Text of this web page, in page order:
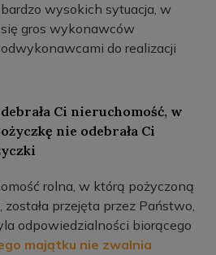
wysokich sytuacja, w
gros wykonawców
do realizacji
Ci nieruchomość, w
nie odebrała Ci
rolna, w którą pożyczoną
przejęta przez Państwo,
odpowiedzialności biorącego
majątku nie zwalnia